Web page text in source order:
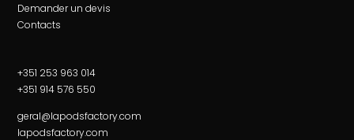
Demander un devis
Contacts
+351 253 963 014
+351 914 576 550
geral@lapodsfactory.com
lapodsfactory.com